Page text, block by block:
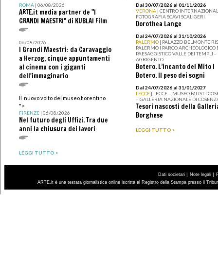
ROMA| 06/08/2026
ARTE.it media partner de "I
GRANDI MAESTRI" di KUBLAI Film
06/08/2026
I Grandi Maestri: da Caravaggio
a Herzog, cinque appuntamenti
al cinema con i giganti
dell'immaginario
Il nuovo volto del museo fiorentino
">
FIRENZE| 06/08/2026
Nel futuro degli Uffizi. Tra due
anni la chiusura dei lavori
LEGGI TUTTO >
Dal 30/07/2026 al 01/11/2026
VERONA | CENTRO
FOTOGRAFIA SCAVI SCALIGERI
Dorothea Lange
Dal 24/07/2026 al 31/10/2026
PALERMO | PALAZZO BELMONTE
PALERMO I PARCO ARCHEOLOGICO
PAESAGGISTICO VALLE DEI TEMPLI -
AGRIGENTO
Botero. L’incanto del Mito I
Botero. Il peso dei sogni
Dal 24/07/2026 al 31/01/2027
LECCE | LECCE – MUSEO MUST I
– GALLERIA NAZIONALE DI
Tesori nascosti della
Borghese
LEGGI TUTTO >
Dati societari | Note legali |
ARTE.it è una testata giornalistica online iscritta al Registro della Stampa presso il